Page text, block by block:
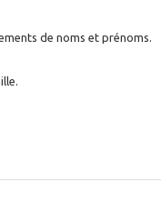
de noms et prénoms.